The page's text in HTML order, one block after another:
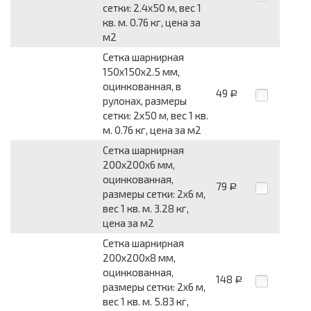
сетки: 2.4x50 м, вес 1
кв. м. 0.76 кг, цена за
м2
Сетка шарнирная
150x150x2.5 мм,
оцинкованная, в
рулонах, размеры
сетки: 2x50 м, вес 1 кв.
м. 0.76 кг, цена за м2
49 Р
Сетка шарнирная
200x200x6 мм,
оцинкованная,
размеры сетки: 2x6 м,
вес 1 кв. м. 3.28 кг,
цена за м2
79 Р
Сетка шарнирная
200x200x8 мм,
оцинкованная,
размеры сетки: 2x6 м,
вес 1 кв. м. 5.83 кг,
148 Р